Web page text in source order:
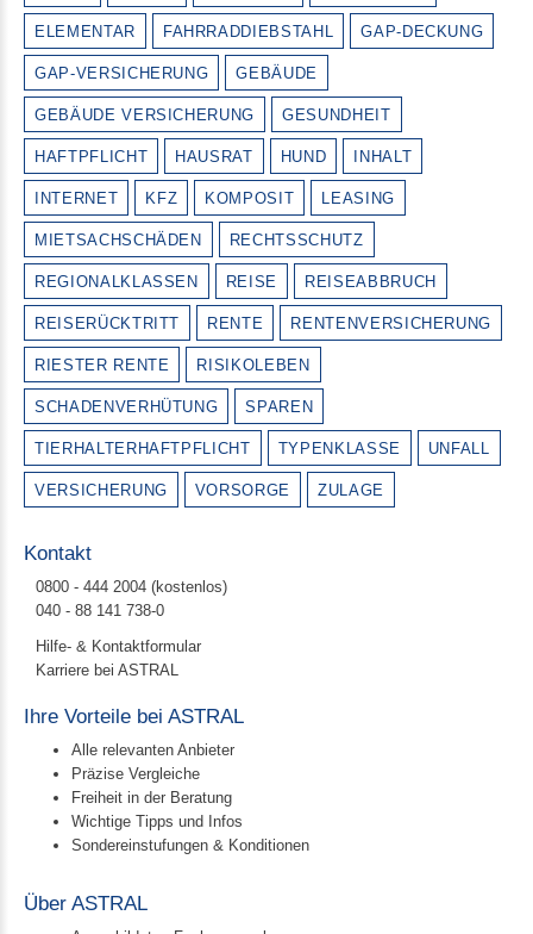
ELEMENTAR FAHRRADDIEBSTAHL GAP-DECKUNG
GAP-VERSICHERUNG GEBÄUDE
GEBÄUDE VERSICHERUNG GESUNDHEIT
HAFTPFLICHT HAUSRAT HUND INHALT
INTERNET KFZ KOMPOSIT LEASING
MIETSACHSCHÄDEN RECHTSSCHUTZ
REGIONALKLASSEN REISE REISEABBRUCH
REISERÜCKTRITT RENTE RENTENVERSICHERUNG
RIESTER RENTE RISIKOLEBEN
SCHADENVERHÜTUNG SPAREN
TIERHALTERHAFTPFLICHT TYPENKLASSE UNFALL
VERSICHERUNG VORSORGE ZULAGE
Kontakt
0800 - 444 2004 (kostenlos)
040 - 88 141 738-0
Hilfe- & Kontaktformular
Karriere bei ASTRAL
Ihre Vorteile bei ASTRAL
Alle relevanten Anbieter
Präzise Vergleiche
Freiheit in der Beratung
Wichtige Tipps und Infos
Sondereinstufungen & Konditionen
Über ASTRAL